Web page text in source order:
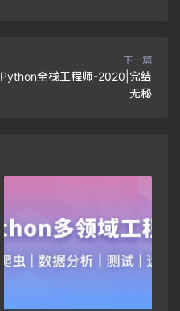
下一篇
Python全栈工程师-2020|完结
无秘